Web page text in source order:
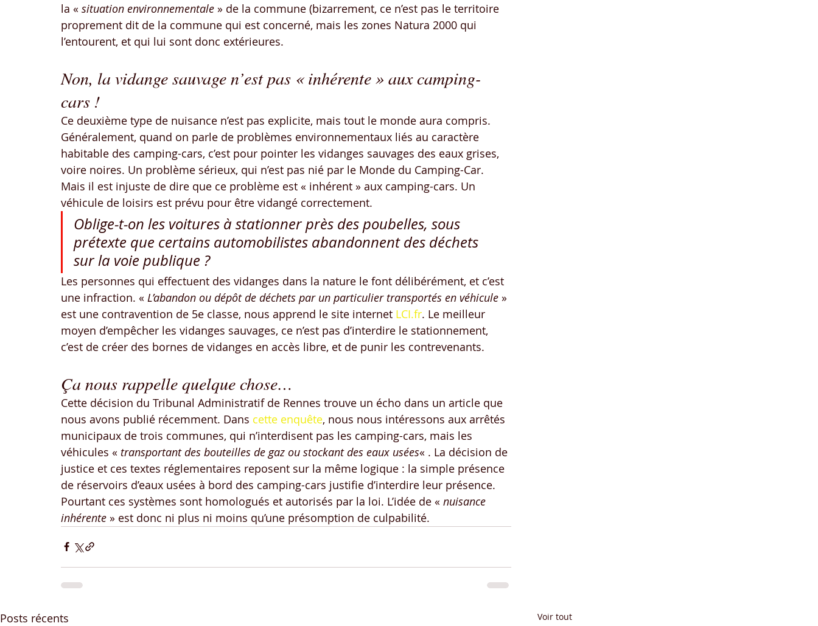
la « situation environnementale » de la commune (bizarrement, ce n’est pas le territoire
proprement dit de la commune qui est concerné, mais les zones Natura 2000 qui
l’entourent, et qui lui sont donc extérieures.
Non, la vidange sauvage n’est pas « inhérente » aux camping-
cars !
Ce deuxième type de nuisance n’est pas explicite, mais tout le monde aura compris.
Généralement, quand on parle de problèmes environnementaux liés au caractère
habitable des camping-cars, c’est pour pointer les vidanges sauvages des eaux grises,
voire noires. Un problème sérieux, qui n’est pas nié par le Monde du Camping-Car.
Mais il est injuste de dire que ce problème est « inhérent » aux camping-cars. Un
véhicule de loisirs est prévu pour être vidangé correctement.
Oblige-t-on les voitures à stationner près des poubelles, sous
prétexte que certains automobilistes abandonnent des déchets
sur la voie publique ?
Les personnes qui effectuent des vidanges dans la nature le font délibérément, et c’est
une infraction. « L’abandon ou dépôt de déchets par un particulier transportés en véhicule »
est une contravention de 5e classe, nous apprend le site internet LCI.fr. Le meilleur
moyen d’empêcher les vidanges sauvages, ce n’est pas d’interdire le stationnement,
c’est de créer des bornes de vidanges en accès libre, et de punir les contrevenants.
Ça nous rappelle quelque chose…
Cette décision du Tribunal Administratif de Rennes trouve un écho dans un article que
nous avons publié récemment. Dans cette enquête, nous nous intéressons aux arrêtés
municipaux de trois communes, qui n’interdisent pas les camping-cars, mais les
véhicules « transportant des bouteilles de gaz ou stockant des eaux usées« . La décision de
justice et ces textes réglementaires reposent sur la même logique : la simple présence
de réservoirs d’eaux usées à bord des camping-cars justifie d’interdire leur présence.
Pourtant ces systèmes sont homologués et autorisés par la loi. L’idée de « nuisance
inhérente » est donc ni plus ni moins qu’une présomption de culpabilité.
Posts récents Voir tout